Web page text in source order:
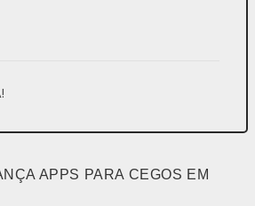
APPS PARA CEGOS EM